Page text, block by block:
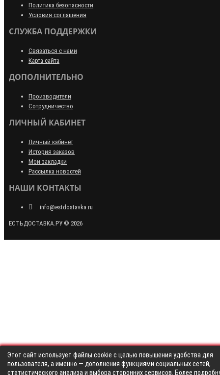
Политика безопасности
Условия соглашения
СЛУЖБА ПОДДЕРЖКИ
Связаться с нами
Карта сайта
ДОПОЛНИТЕЛЬНО
Производители
Сотрудничество
ЛИЧНЫЙ КАБИНЕТ
Личный кабинет
История заказов
Мои закладки
Рассылка новостей
НАШИ КОНТАКТЫ
info@estdostavka.ru
ЕСТЬДОСТАВКА.РУ © 2026
Этот сайт использует файлы cookie с целью повышения удобства для
пользователя, а именно — дополнения функциями социальных сетей,
статистического анализа и выбора сторонних сервисов. Более